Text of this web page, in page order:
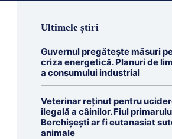
Ultimele știri
Guvernul pregătește măsuri
criza energetică. Planuri de
a consumului industrial
Veterinar reținut pentru
ilegală a câinilor. Fiul
Berchișești ar fi eutanasiat
animale